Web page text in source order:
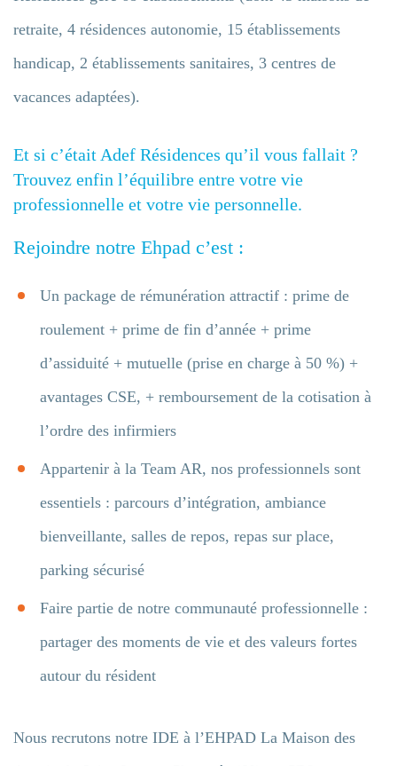
retraite, 4 résidences autonomie, 15 établissements
handicap, 2 établissements sanitaires, 3 centres de
vacances adaptées).
Et si c’était Adef Résidences qu’il vous fallait ?
Trouvez enfin l’équilibre entre votre vie
professionnelle et votre vie personnelle.
Rejoindre notre Ehpad c’est :
Un package de rémunération attractif : prime de
roulement + prime de fin d’année + prime
d’assiduité + mutuelle (prise en charge à 50 %) +
avantages CSE, + remboursement de la cotisation à
l’ordre des infirmiers
Appartenir à la Team AR, nos professionnels sont
essentiels : parcours d’intégration, ambiance
bienveillante, salles de repos, repas sur place,
parking sécurisé
Faire partie de notre communauté professionnelle :
partager des moments de vie et des valeurs fortes
autour du résident
Nous recrutons notre IDE à l’EHPAD La Maison des